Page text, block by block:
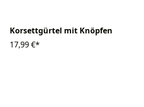
Korsettgürtel mit Knöpfen
17,99 €*